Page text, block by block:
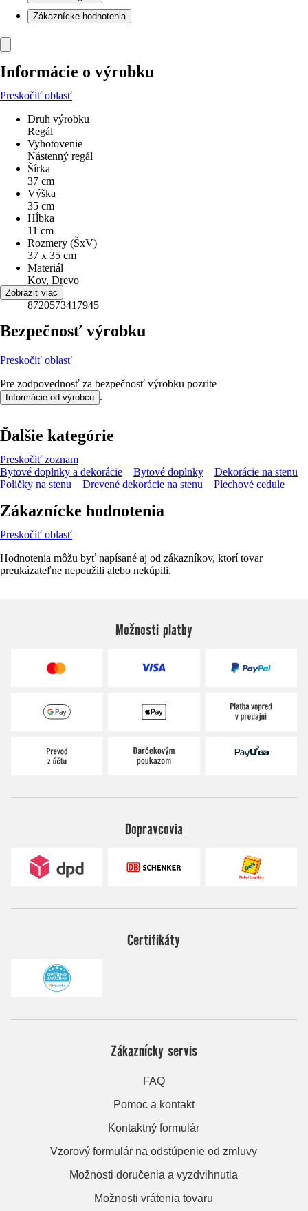
Zákaznícke hodnotenia
Informácie o výrobku
Preskočiť oblasť
Druh výrobku
Regál
Vyhotovenie
Nástenný regál
Šírka
37 cm
Výška
35 cm
Hĺbka
11 cm
Rozmery (ŠxV)
37 x 35 cm
Materiál
Kov, Drevo
EAN
8720573417945
Zobraziť viac
Bezpečnosť výrobku
Preskočiť oblasť
Pre zodpovednosť za bezpečnosť výrobku pozrite
Informácie od výrobcu .
Ďalšie kategórie
Preskočiť zoznam
Bytové doplnky a dekorácie
Bytové doplnky
Dekorácie na stenu
Poličky na stenu
Drevené dekorácie na stenu Plechové cedule
Zákaznícke hodnotenia
Preskočiť oblasť
Hodnotenia môžu byť napísané aj od zákazníkov, ktorí tovar
preukázateľne nepoužili alebo nekúpili.
Možnosti platby
Dopravcovia
Certifikáty
Zákaznícky servis
FAQ
Pomoc a kontakt
Kontaktný formulár
Vzorový formulár na odstúpenie od zmluvy
Možnosti doručenia a vyzdvihnutia
Možnosti vrátenia tovaru